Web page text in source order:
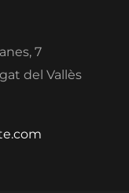
7
del Vallès